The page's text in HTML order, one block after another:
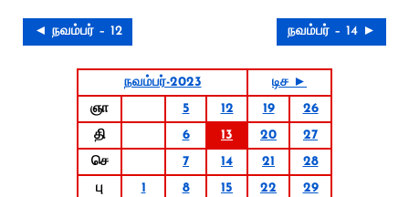
◄ நவம்பர் – 12 நவம்பர் – 14 ►
நவம்பர்-2023
டிச ►
ஞா
5 12 19
26
தி
6 13 20
27
செ
7 14 21
28
பு
1 8 15 22
29